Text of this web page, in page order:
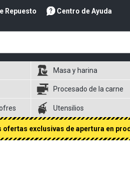
Repuesto Centro de Ayuda
Masa y harina
Procesado de la carne
Utensilios
ofertas exclusivas de apertura en